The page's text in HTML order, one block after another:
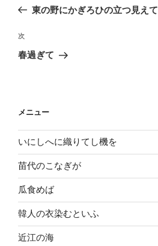
ナ
ビ
ゲ
ン
の
稿
東の野にかぎろひの立つ見えて
次
の
次
春過ぎて
メニュー
いにしへに織りてし機を
苗代のこなぎが
瓜食めば
韓人の衣染むといふ
近江の海